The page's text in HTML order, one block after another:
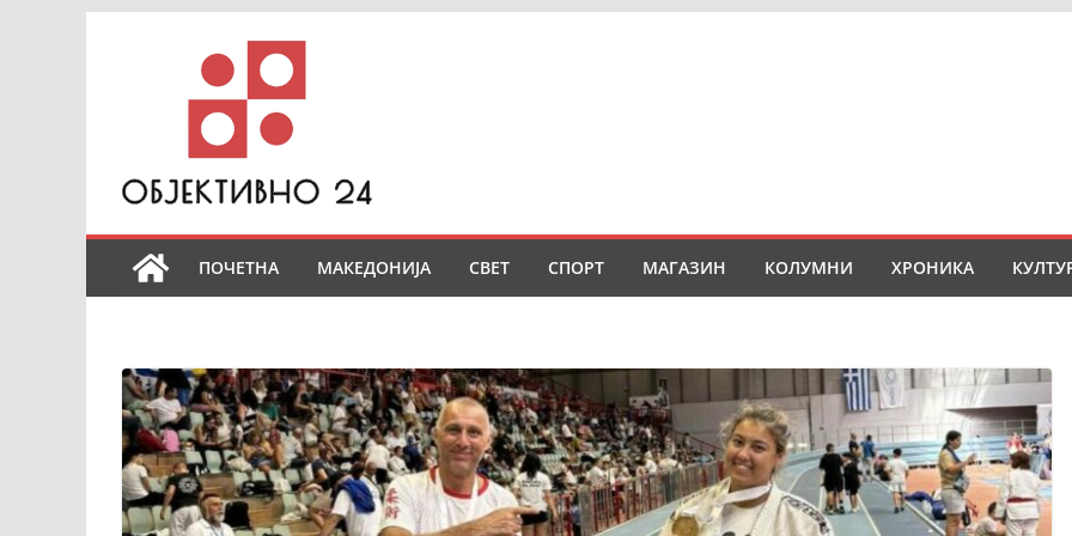
ПОЧЕТНА МАКЕДОНИЈА СВЕТ СПОРТ МАГАЗИН КОЛУМНИ ХРОНИКА